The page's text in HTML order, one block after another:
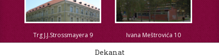
Trg J.J.Strossmayera 9 Ivana Meštrovića 10
Dekanat